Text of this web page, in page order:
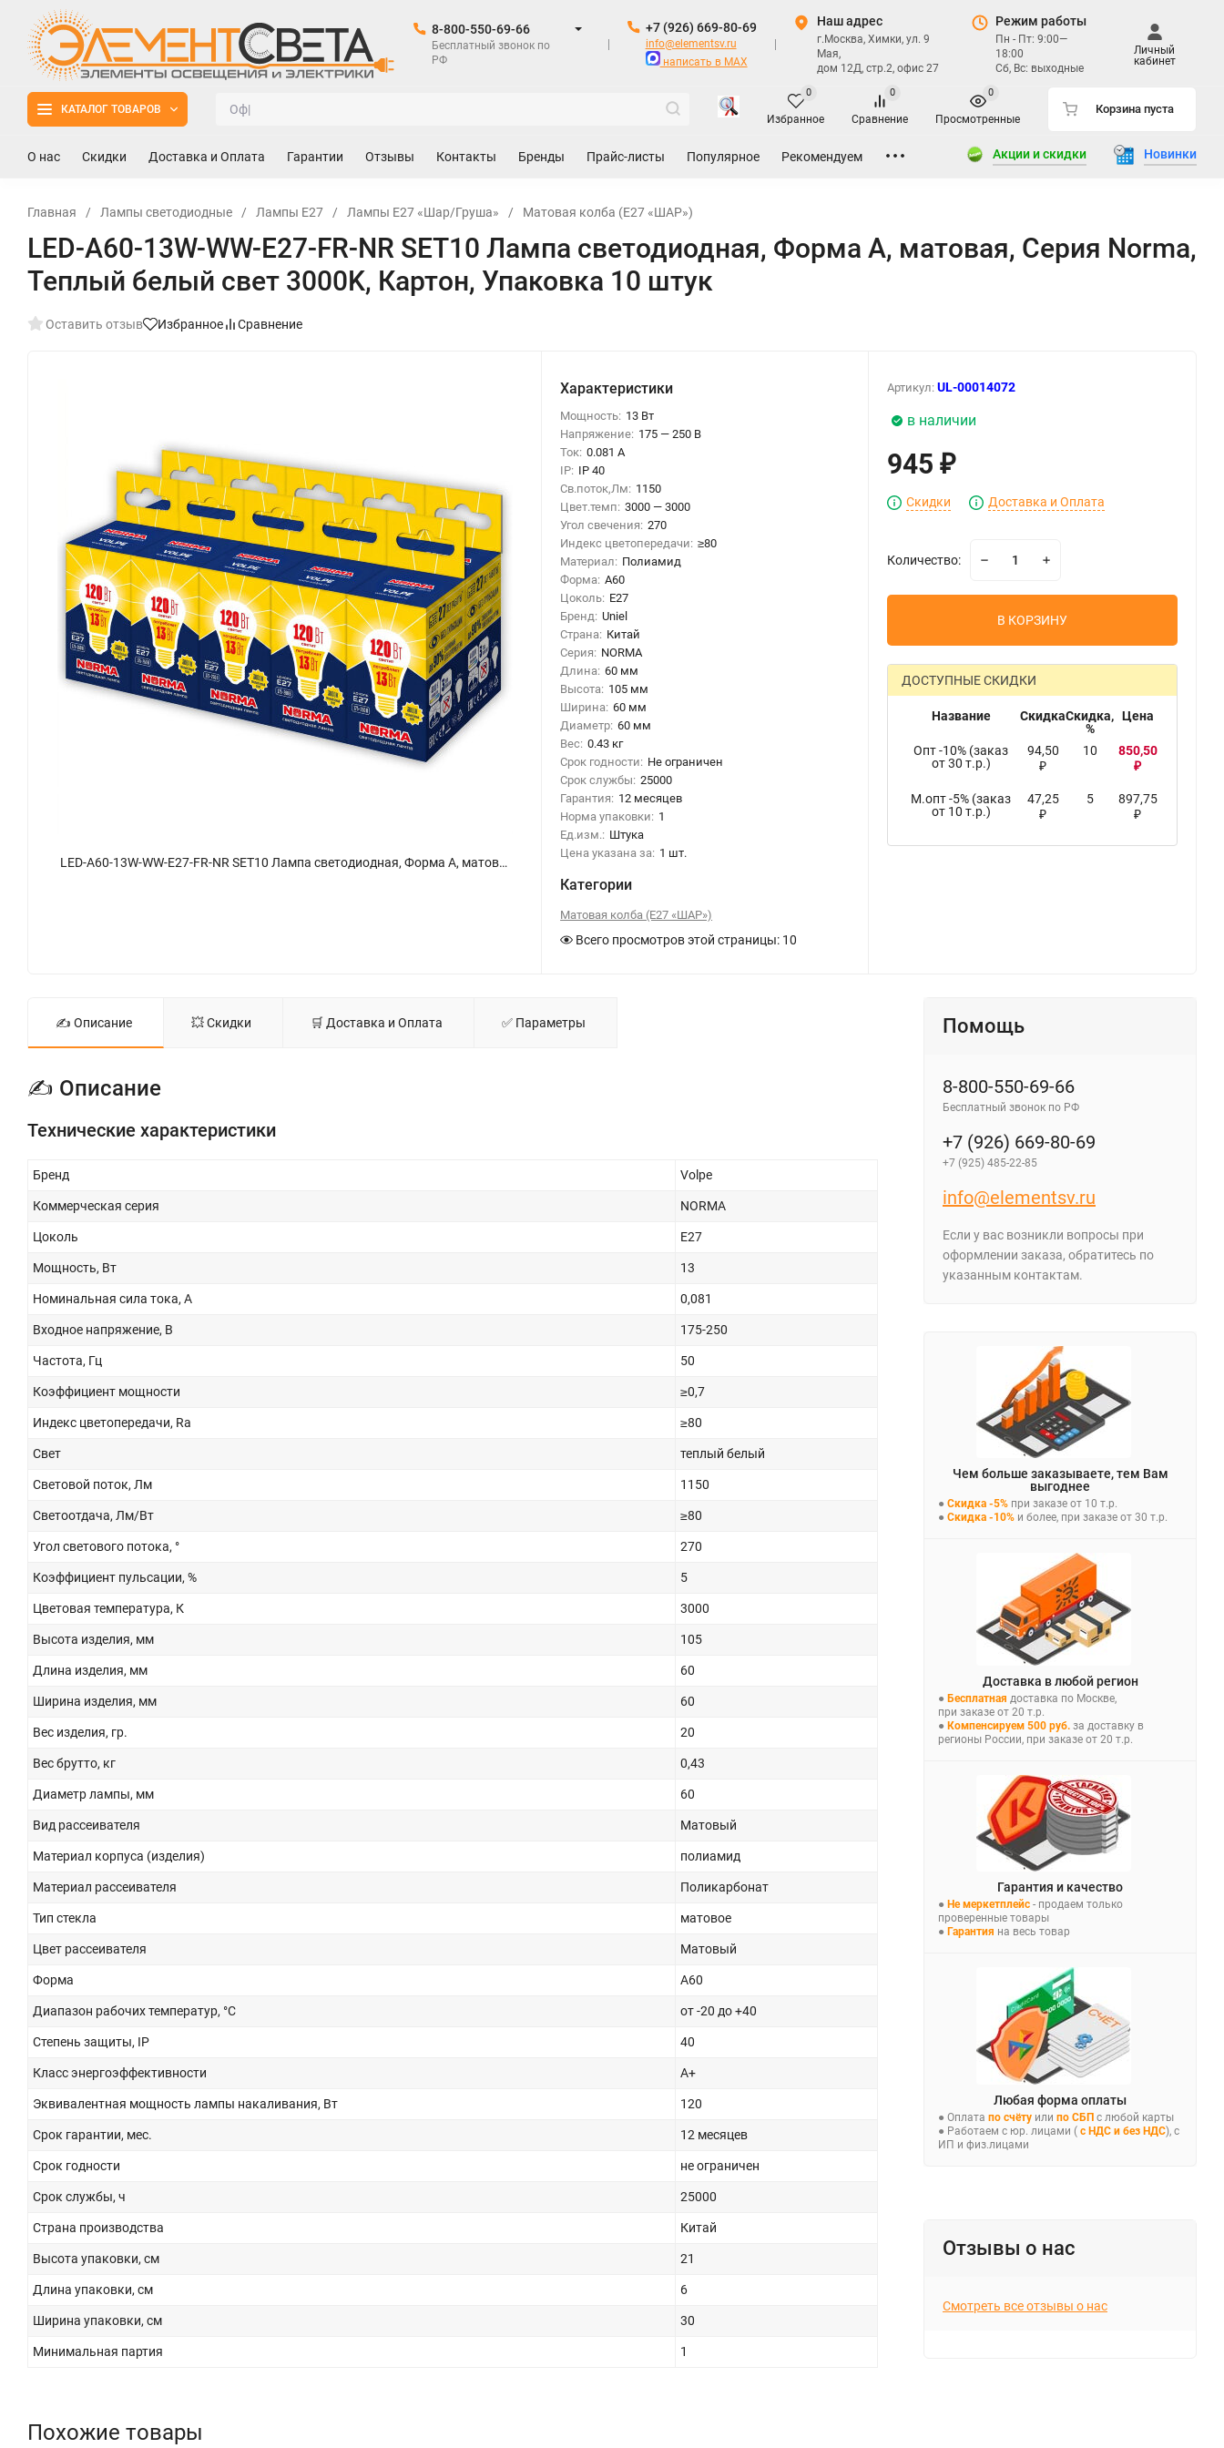
8-800-550-69-66
Бесплатный звонок по
РФ
+7 (926) 669-80-69
info@elementsv.ru
написать в MAX
Наш адрес
г.Москва, Химки, ул. 9
Мая,
дом 12Д, стр.2, офис 27
Режим работы
Пн - Пт: 9:00—
18:00
Сб, Вс: выходные
Личный
кабинет
КАТАЛОГ ТОВАРОВ
Избранное
0
Сравнение
0
Просмотренные
0
Корзина пуста
О нас Скидки Доставка и Оплата Гарантии Отзывы Контакты Бренды Прайс-листы Популярное Рекомендуем Акции и скидки Новинки
Главная / Лампы светодиодные / Лампы Е27 / Лампы E27 «Шар/Груша» / Матовая колба (E27 «ШАР»)
LED-A60-13W-WW-E27-FR-NR SET10 Лампа светодиодная, Форма A, матовая, Серия Norma,
Теплый белый свет 3000K, Картон, Упаковка 10 штук
Оставить отзыв Избранное Сравнение
LED-A60-13W-WW-E27-FR-NR SET10 Лампа светодиодная, Форма A, матовая, Серия Norma, Теплый белый свет 3000K, Картон, Упаковка 10 штук - фото 1
Характеристики
Мощность: 13 Вт
Напряжение: 175 — 250 В
Ток: 0.081 А
IP: IP 40
Св.поток,Лм: 1150
Цвет.темп: 3000 — 3000
Угол свечения: 270
Индекс цветопередачи: ≥80
Материал: Полиамид
Форма: A60
Цоколь: E27
Бренд: Uniel
Страна: Китай
Серия: NORMA
Длина: 60 мм
Высота: 105 мм
Ширина: 60 мм
Диаметр: 60 мм
Вес: 0.43 кг
Срок годности: Не ограничен
Срок службы: 25000
Гарантия: 12 месяцев
Норма упаковки: 1
Ед.изм.: Штука
Цена указана за: 1 шт.
Категории
Матовая колба (E27 «ШАР»)
Всего просмотров этой страницы: 10
Артикул:UL-00014072
в наличии
945₽
Скидки Доставка и Оплата
Количество:
В КОРЗИНУ
ДОСТУПНЫЕ СКИДКИ
Название СкидкаСкидка,
%
Цена
Опт -10% (заказ
от 30 т.р.)
94,50
₽
10 850,50
₽
М.опт -5% (заказ
от 10 т.р.)
47,25
₽
5 897,75
₽
✍ Описание 💥 Скидки 🛒 Доставка и Оплата ✅ Параметры
✍ Описание
Технические характеристики
Бренд Volpe
Коммерческая серия NORMA
Цоколь E27
Мощность, Вт 13
Номинальная сила тока, А 0,081
Входное напряжение, В 175-250
Частота, Гц 50
Коэффициент мощности ≥0,7
Индекс цветопередачи, Ra ≥80
Свет теплый белый
Световой поток, Лм 1150
Светоотдача, Лм/Вт ≥80
Угол светового потока, ° 270
Коэффициент пульсации, % 5
Цветовая температура, К 3000
Высота изделия, мм 105
Длина изделия, мм 60
Ширина изделия, мм 60
Вес изделия, гр. 20
Вес брутто, кг 0,43
Диаметр лампы, мм 60
Вид рассеивателя Матовый
Материал корпуса (изделия) полиамид
Материал рассеивателя Поликарбонат
Тип стекла матовое
Цвет рассеивателя Матовый
Форма A60
Диапазон рабочих температур, °С от -20 до +40
Степень защиты, IP 40
Класс энергоэффективности A+
Эквивалентная мощность лампы накаливания, Вт 120
Срок гарантии, мес. 12 месяцев
Срок годности не ограничен
Срок службы, ч 25000
Страна производства Китай
Высота упаковки, см 21
Длина упаковки, см 6
Ширина упаковки, см 30
Минимальная партия 1
Похожие товары
Помощь
8-800-550-69-66
Бесплатный звонок по РФ
+7 (926) 669-80-69
+7 (925) 485-22-85
info@elementsv.ru
Если у вас возникли вопросы при
оформлении заказа, обратитесь по
указанным контактам.
Чем больше заказываете, тем Вам
выгоднее
● Скидка -5% при заказе от 10 т.р.
● Скидка -10% и более, при заказе от 30 т.р.
Доставка в любой регион
● Бесплатная доставка по Москве,
при заказе от 20 т.р.
● Компенсируем 500 руб. за доставку в
регионы России, при заказе от 20 т.р.
Гарантия и качество
● Не меркетплейс - продаем только
проверенные товары
● Гарантия на весь товар
Любая форма оплаты
● Оплата по счёту или по СБП с любой карты
● Работаем с юр. лицами ( с НДС и без НДС), с
ИП и физ.лицами
Отзывы о нас
Смотреть все отзывы о нас